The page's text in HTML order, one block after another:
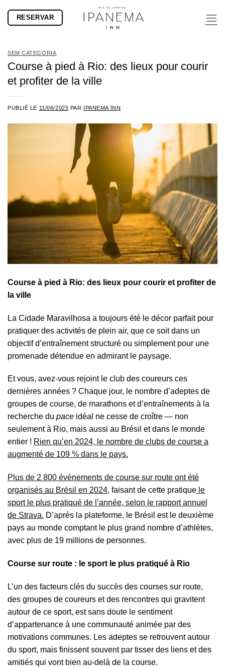
RESERVAR
SEM CATEGORIA
Course à pied à Rio: des lieux pour courir
et profiter de la ville
PUBLIÉ LE 11/06/2025 PAR IPANEMA INN
Course à pied à Rio: des lieux pour courir et profiter de
la ville
La Cidade Maravilhosa a toujours été le décor parfait pour
pratiquer des activités de plein air, que ce soit dans un
objectif d’entraînement structuré ou simplement pour une
promenade détendue en admirant le paysage.
Et vous, avez-vous rejoint le club des coureurs ces
dernières années ? Chaque jour, le nombre d’adeptes de
groupes de course, de marathons et d’entraînements à la
recherche du pace idéal ne cesse de croître — non
seulement à Rio, mais aussi au Brésil et dans le monde
entier ! Rien qu’en 2024, le nombre de clubs de course a
augmenté de 109 % dans le pays.
Plus de 2 800 événements de course sur route ont été
organisés au Brésil en 2024, faisant de cette pratique le
sport le plus pratiqué de l’année, selon le rapport annuel
de Strava. D’après la plateforme, le Brésil est le deuxième
pays au monde comptant le plus grand nombre d’athlètes,
avec plus de 19 millions de personnes.
Course sur route : le sport le plus pratiqué à Rio
L’un des facteurs clés du succès des courses sur route,
des groupes de coureurs et des rencontres qui gravitent
autour de ce sport, est sans doute le sentiment
d’appartenance à une communauté animée par des
motivations communes. Les adeptes se retrouvent autour
du sport, mais finissent souvent par tisser des liens et des
amitiés qui vont bien au-delà de la course.